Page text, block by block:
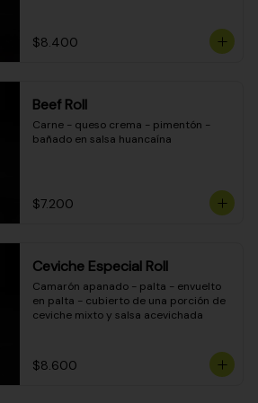
$8.400
Beef Roll
Carne - queso crema - pimentón -
bañado en salsa huancaína
$7.200
Ceviche Especial Roll
Camarón apanado - palta - envuelto
en palta - cubierto de una porción de
ceviche mixto y salsa acevichada
$8.600